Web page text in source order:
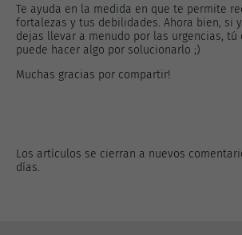
Te ayuda en la medida en que te permite
fortalezas y tus debilidades. Ahora bien, si
dejas llevar a menudo por las urgencias, tú
puede hacer algo por solucionarlo ;)
Muchas gracias por compartir!
Los artículos se cierran a nuevos
días.